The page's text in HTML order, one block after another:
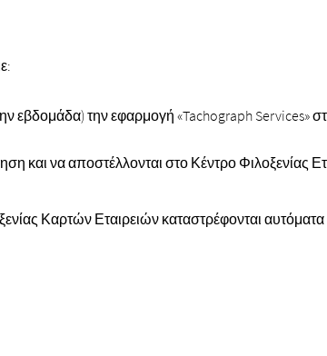
εβδομάδα) την εφαρμογή «Tachograph Services»
και να αποστέλλονται στο Κέντρο Φιλοξενίας
Καρτών Εταιρειών καταστρέφονται